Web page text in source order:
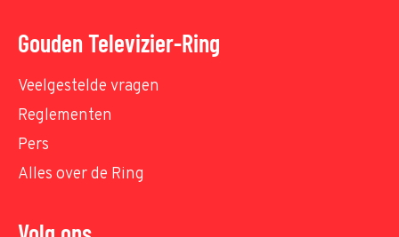
Gouden Televizier-Ring
Veelgestelde vragen
Reglementen
Pers
Alles over de Ring